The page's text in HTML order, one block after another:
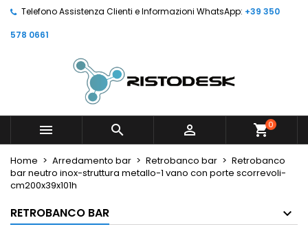
Telefono Assistenza Clienti e Informazioni WhatsApp: +39 350
578 0661
   shopping_cart0
Home Arredamento bar Retrobanco bar
Retrobanco
bar neutro inox-struttura metallo-1 vano con porte scorrevoli-
cm200x39x101h
RETROBANCO BAR